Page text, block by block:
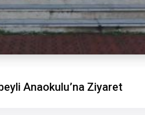
Anaokulu’na Ziyaret